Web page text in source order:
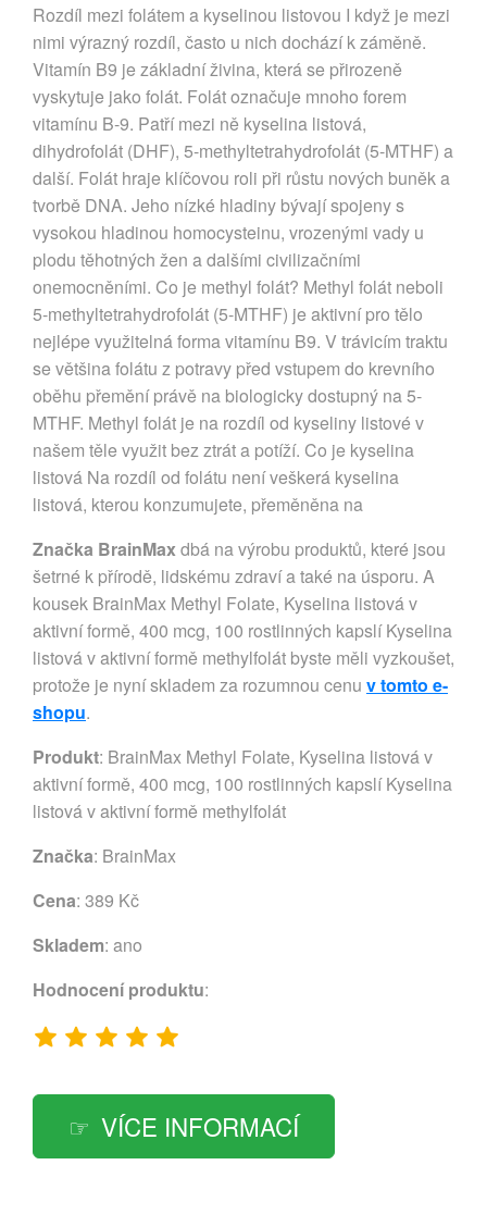
Rozdíl mezi folátem a kyselinou listovou I když je mezi
nimi výrazný rozdíl, často u nich dochází k záměně.
Vitamín B9 je základní živina, která se přirozeně
vyskytuje jako folát. Folát označuje mnoho forem
vitamínu B-9. Patří mezi ně kyselina listová,
dihydrofolát (DHF), 5-methyltetrahydrofolát (5-MTHF) a
další. Folát hraje klíčovou roli při růstu nových buněk a
tvorbě DNA. Jeho nízké hladiny bývají spojeny s
vysokou hladinou homocysteinu, vrozenými vady u
plodu těhotných žen a dalšími civilizačními
onemocněními. Co je methyl folát? Methyl folát neboli
5-methyltetrahydrofolát (5-MTHF) je aktivní pro tělo
nejlépe využitelná forma vitamínu B9. V trávicím traktu
se většina folátu z potravy před vstupem do krevního
oběhu přemění právě na biologicky dostupný na 5-
MTHF. Methyl folát je na rozdíl od kyseliny listové v
našem těle využit bez ztrát a potíží. Co je kyselina
listová Na rozdíl od folátu není veškerá kyselina
listová, kterou konzumujete, přeměněna na
Značka BrainMaxdbá na výrobu produktů, které jsou
šetrné k přírodě, lidskému zdraví a také na úsporu. A
kousek BrainMax Methyl Folate, Kyselina listová v
aktivní formě, 400 mcg, 100 rostlinných kapslí Kyselina
listová v aktivní formě methylfolát byste měli vyzkoušet,
protože je nyní skladem za rozumnou cenu v tomto e-
shopu.
Produkt: BrainMax Methyl Folate, Kyselina listová v
aktivní formě, 400 mcg, 100 rostlinných kapslí Kyselina
listová v aktivní formě methylfolát
Značka: BrainMax
Cena: 389 Kč
Skladem: ano
Hodnocení produktu:
VÍCE INFORMACÍ